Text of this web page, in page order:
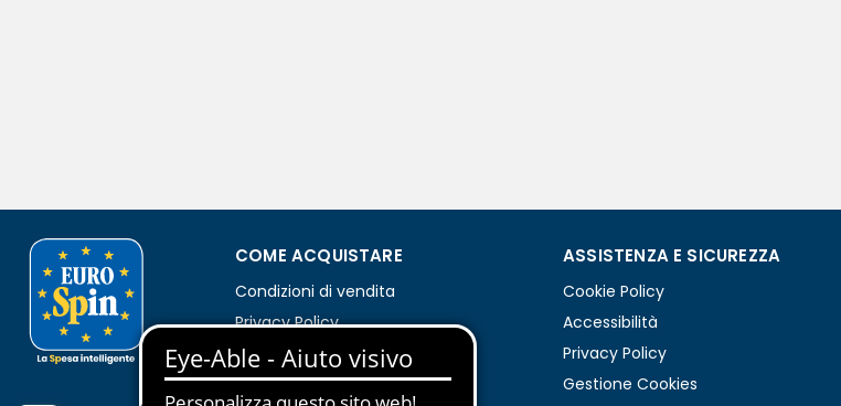
COME ACQUISTARE
Condizioni di vendita
Privacy Policy
ASSISTENZA E SICUREZZA
Cookie Policy
Accessibilità
Privacy Policy
Gestione Cookies